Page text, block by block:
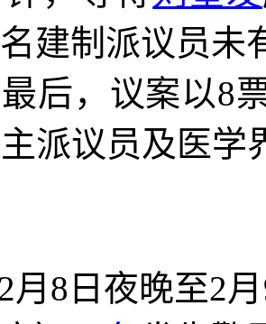
建制派议员未
后， 议案以8
派议员及医学
月 8 日夜晚至2月